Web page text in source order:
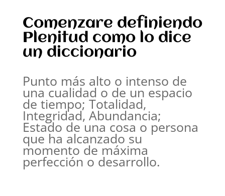
Comenzare definiendo
Plenitud como lo dice
un diccionario
Punto más alto o intenso de
una cualidad o de un espacio
de tiempo; Totalidad,
Integridad, Abundancia;
Estado de una cosa o persona
que ha alcanzado su
momento de máxima
perfección o desarrollo.